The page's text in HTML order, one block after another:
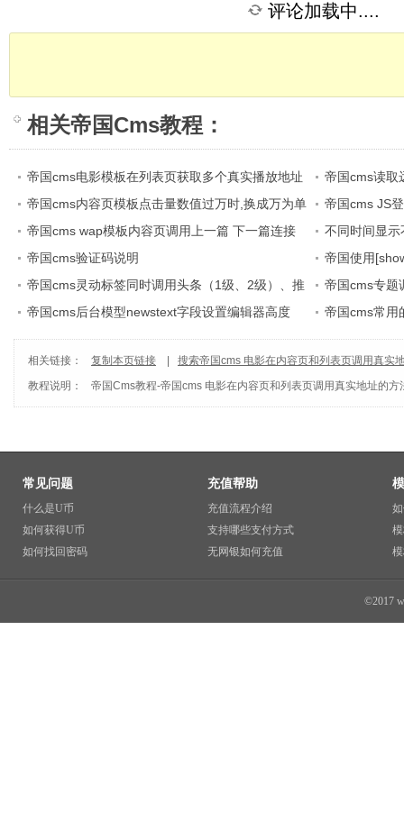
评论加载中....
相关帝国Cms教程 ：
帝国cms电影模板在列表页获取多个真实播放地址
帝国cms读取
签 (includefile)
帝国cms内容页模板点击量数值过万时,换成万为单
位
帝国cms JS
短消息数
帝国cms wap模板内容页调用上一篇 下一篇连接
不同时间显
帝国cms验证码说明
帝国使用
法
帝国cms灵动标签同时调用头条（1级、2级）、推
荐（1级、2级）
帝国cms专题
览数
帝国cms后台模型newstext字段设置编辑器高度 帝国cms常用
相关链接： 复制本页链接
搜索帝国cms 电影在内容页和列表页调用真实
教程说明：
帝国Cms教程-帝国cms 电影在内容页和列表页调用真实地址的方
常见问题
什么是U币
如何获得U币
如何找回密码
充值帮助
充值流程介绍
支持哪些支付方式
无网银如何充值
©2017